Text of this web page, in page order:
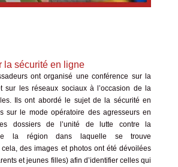
la sécurité en ligne
ont organisé une conférence sur la
sur les réseaux sociaux à l’occasion de la
Ils ont abordé le sujet de la sécurité en
sur le mode opératoire des agresseurs en
dossiers de l’unité de lutte contre la
de la région dans laquelle se trouve
des images et photos ont été dévoilées
et jeunes filles) afin d’identifier celles qui